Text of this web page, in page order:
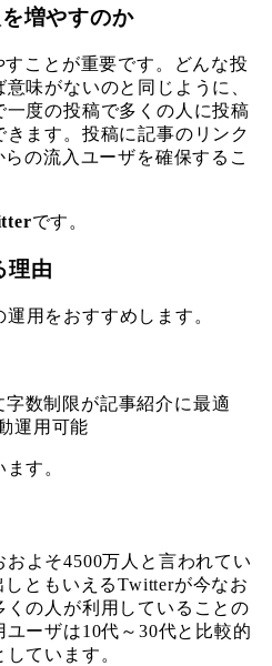
増やすのか
ことが重要です。どんな投
味がないのと同じように、
度の投稿で多くの人に投稿
ます。投稿に記事のリンク
の流入ユーザを確保するこ
です。
理由
用をおすすめします。
字数制限が記事紹介に最適
運用可能
す。
よそ4500万人と言われてい
ともいえるTwitterが今なお
の人が利用していることの
ーザは10代～30代と比較的
ています。